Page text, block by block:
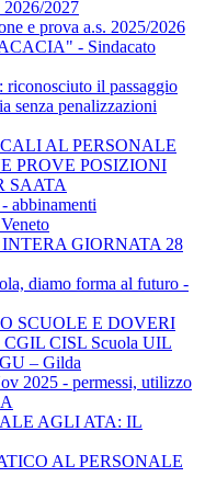
2026/2027
e prova a.s. 2025/2026
- Sindacato
riconosciuto il passaggio
senza penalizzazioni
AL PERSONALE
PROVE POSIZIONI
SAATA
abbinamenti
GIORNATA 28
diamo forma al futuro -
SCUOLE E DOVERI
CISL Scuola UIL
– Gilda
2025 - permessi, utilizzo
AGLI ATA: IL
AL PERSONALE